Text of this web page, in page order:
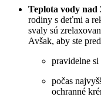
Teplota vody nad
rodiny s deťmi a
svaly sú
Avšak, aby ste
pravidelne
počas
ochranné